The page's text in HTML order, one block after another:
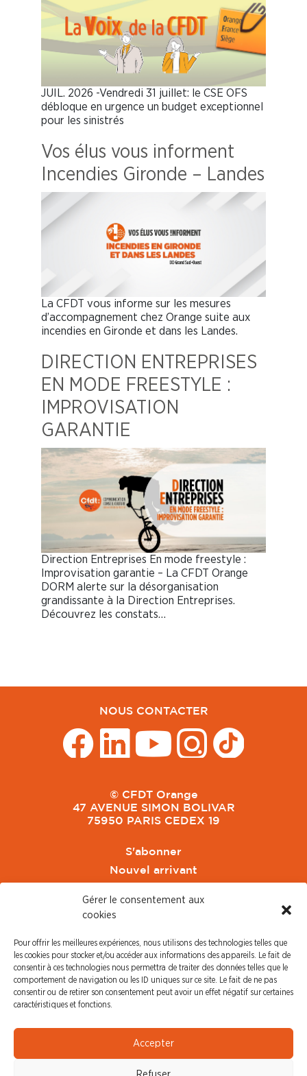
Gérer le consentement aux
cookies
Pour offrir les meilleures expériences, nous utilisons des technologies telles que
les cookies pour stocker et/ou accéder aux informations des appareils. Le fait de
consentir à ces technologies nous permettra de traiter des données telles que le
comportement de navigation ou les ID uniques sur ce site. Le fait de ne pas
consentir ou de retirer son consentement peut avoir un effet négatif sur certaines
caractéristiques et fonctions.
Accepter
Refuser
JUIL. 2026 -Vendredi 31 juillet: le CSE OFS
débloque en urgence un budget exceptionnel
pour les sinistrés
Vos élus vous informent
Incendies Gironde – Landes
La CFDT vous informe sur les mesures
d’accompagnement chez Orange suite aux
incendies en Gironde et dans les Landes.
DIRECTION ENTREPRISES
EN MODE FREESTYLE :
IMPROVISATION
GARANTIE
Direction Entreprises En mode freestyle :
Improvisation garantie – La CFDT Orange
DORM alerte sur la désorganisation
grandissante à la Direction Entreprises.
Découvrez les constats…
NOUS CONTACTER
© CFDT Orange
47 AVENUE SIMON BOLIVAR
75950 PARIS CEDEX 19
S'abonner
Nouvel arrivant
CFDT Cadres
CFDT Retraités
L'UFFA
PRESSE
Communiqué de Presse